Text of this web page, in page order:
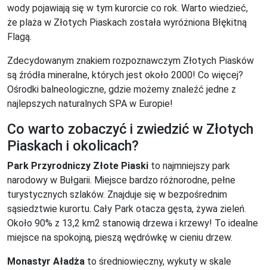
wody pojawiają się w tym kurorcie co rok. Warto wiedzieć,
że plaża w Złotych Piaskach została wyróżniona Błękitną
Flagą.
Zdecydowanym znakiem rozpoznawczym Złotych Piasków
są źródła mineralne, których jest około 2000! Co więcej?
Ośrodki balneologiczne, gdzie możemy znaleźć jedne z
najlepszych naturalnych SPA w Europie!
Co warto zobaczyć i zwiedzić w Złotych
Piaskach i okolicach?
Park Przyrodniczy Złote Piaski to najmniejszy park
narodowy w Bułgarii. Miejsce bardzo różnorodne, pełne
turystycznych szlaków. Znajduje się w bezpośrednim
sąsiedztwie kurortu. Cały Park otacza gęsta, żywa zieleń.
Około 90% z 13,2 km2 stanowią drzewa i krzewy! To idealne
miejsce na spokojną, pieszą wędrówkę w cieniu drzew.
Monastyr Aładża to średniowieczny, wykuty w skale